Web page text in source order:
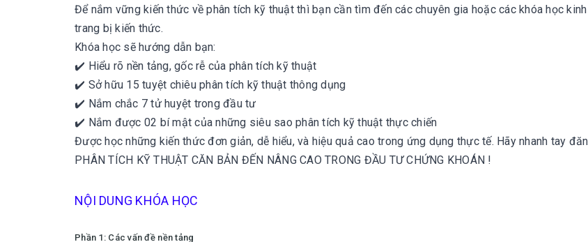
Để nắm vững kiến thức về phân tích kỹ thuật thì bạn cần tìm đến các chuyên gia hoặc các khóa học
trang bị kiến thức.
Khóa học sẽ hướng dẫn bạn:
✔️ Hiểu rõ nền tảng, gốc rễ của phân tích kỹ thuật
✔️ Sở hữu 15 tuyệt chiêu phân tích kỹ thuật thông dụng
✔️ Nắm chắc 7 tử huyệt trong đầu tư
✔️ Nắm được 02 bí mật của những siêu sao phân tích kỹ thuật thực chiến
Được học những kiến thức đơn giản, dễ hiểu, và hiệu quả cao trong ứng dụng thực tế. Hãy nhanh tay
PHÂN TÍCH KỸ THUẬT CĂN BẢN ĐẾN NÂNG CAO TRONG ĐẦU TƯ CHỨNG KHOÁN !
NỘI DUNG KHÓA HỌC
Phần 1: Các vấn đề nền tảng